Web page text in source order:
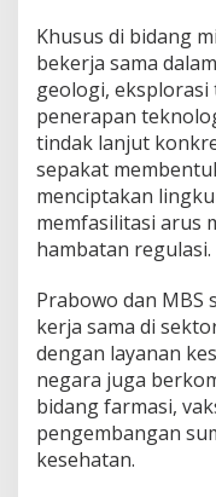
Khusus di bidang
bekerja sama
geologi,
penerapan
tindak lanjut
sepakat
menciptakan
memfasilitasi arus
hambatan regulasi.
Prabowo dan
kerja sama di
dengan layanan
negara juga
bidang farmasi,
pengembangan
kesehatan.